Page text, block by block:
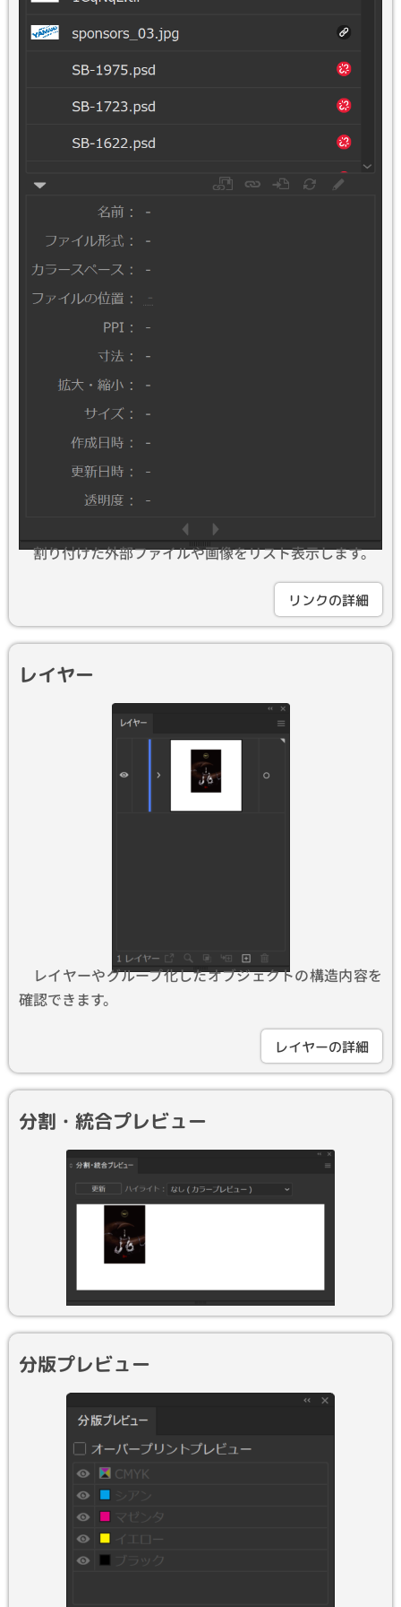
割り付けた外部ファイルや画像をリスト表示します。
リンクの詳細
レイヤー
レイヤーやグループ化したオブジェクトの構造内容を
確認できます。
レイヤーの詳細
分割・統合プレビュー
分版プレビュー